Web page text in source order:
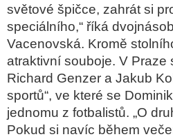
světové špičce, zahrát si
speciálního,“ říká
Vacenovská. Kromě
atraktivní souboje. V Praze
Richard Genzer a Jakub
sportů“, ve které se
jednomu z fotbalistů. „O
Pokud si navíc během